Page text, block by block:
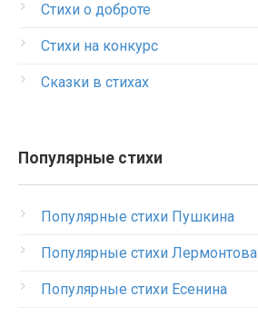
Стихи о доброте
Стихи на конкурс
Сказки в стихах
Популярные стихи
Популярные стихи Пушкина
Популярные стихи Лермонтова
Популярные стихи Есенина